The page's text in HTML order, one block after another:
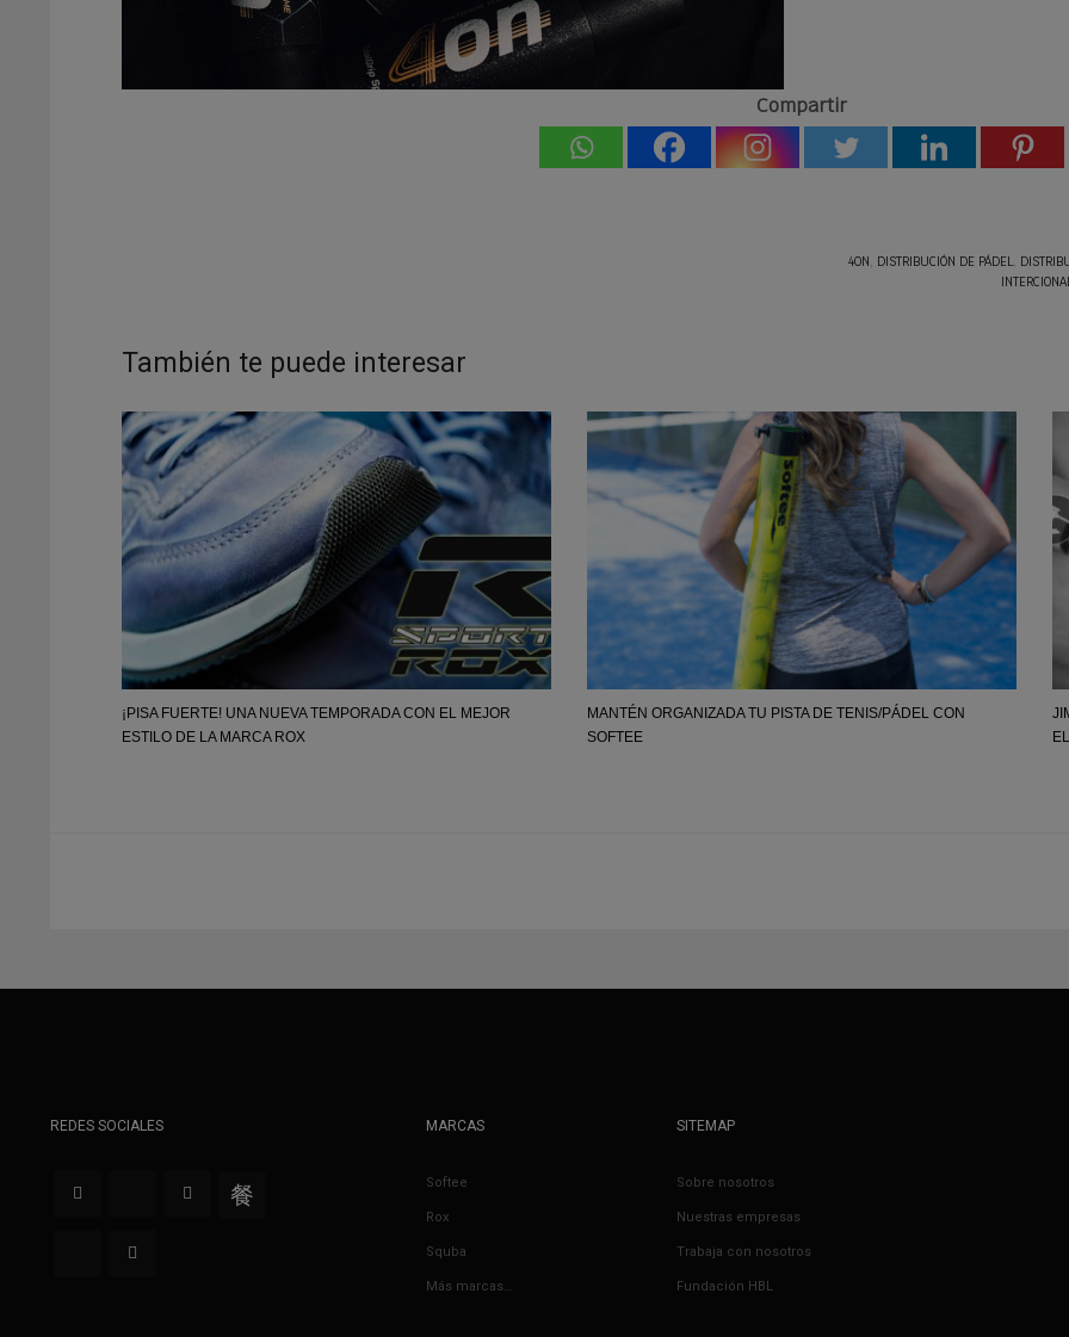
Compartir
4ON, DISTRIBUCIÓN DE PÁDEL,
También te puede interesar
¡PISA FUERTE! UNA NUEVA TEMPORADA CON EL MEJOR
ESTILO DE LA MARCA ROX
MANTÉN ORGANIZADA TU PISTA DE TENIS/PÁDEL CON
SOFTEE
REDES SOCIALES MARCAS
Softee
Rox
Squba
Más marcas…
SITEMAP
Sobre nosotros
Nuestras empresas
Trabaja con nosotros
Fundación HBL